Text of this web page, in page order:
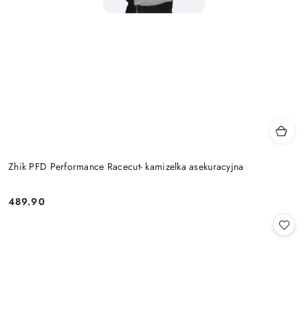
Zhik PFD Performance Racecut- kamizelka asekuracyjna
Cena:
489.90